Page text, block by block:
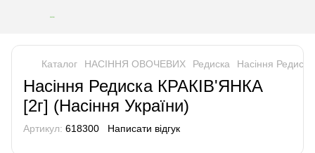
Каталог НАСІННЯ ОВОЧЕВИХ Редиска Насіння
Насіння Редиска КРАКІВ'ЯНКА
[2г] (Насіння України)
Артикул: 618300 Написати відгук